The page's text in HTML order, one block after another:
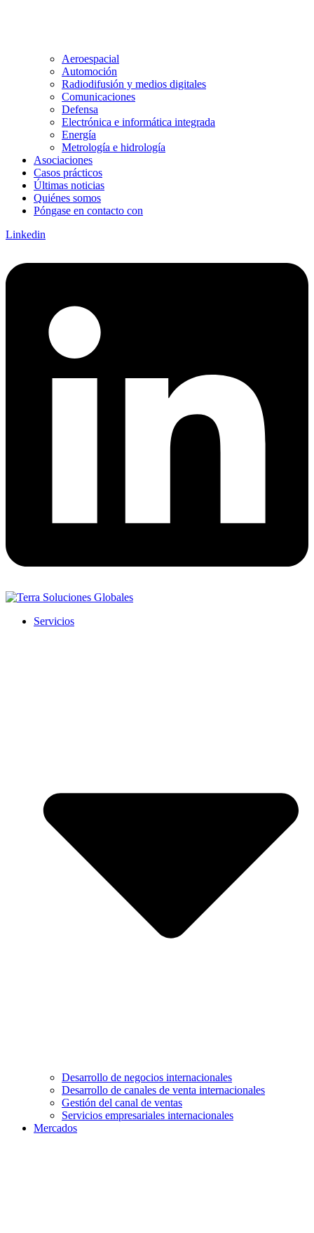
Aeroespacial
Automoción
Radiodifusión y medios digitales
Comunicaciones
Defensa
Electrónica e informática integrada
Energía
Metrología e hidrología
Asociaciones
Casos prácticos
Últimas noticias
Quiénes somos
Póngase en contacto con
Linkedin
Servicios
Desarrollo de negocios internacionales
Desarrollo de canales de venta internacionales
Gestión del canal de ventas
Servicios empresariales internacionales
Mercados